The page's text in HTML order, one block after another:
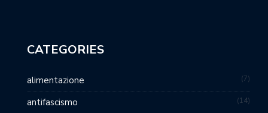
CATEGORIES
alimentazione 7
antifascismo 14